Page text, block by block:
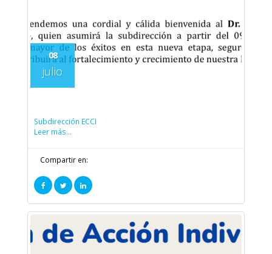
08
julio
Subdirección ECCI
Leer más...
Compartir en: